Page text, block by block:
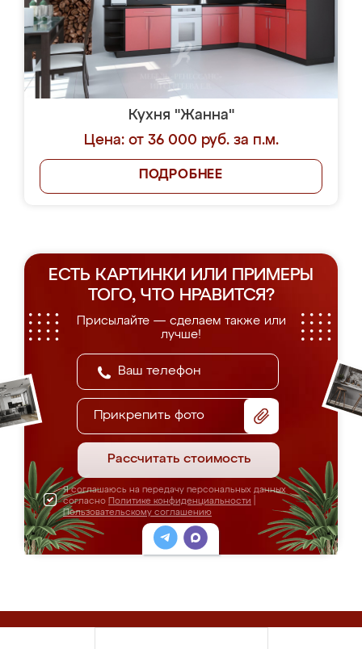
Кухня "Жанна"
Цена: от 36 000 руб. за п.м.
ПОДРОБНЕЕ
ЕСТЬ КАРТИНКИ ИЛИ ПРИМЕРЫ
ТОГО, ЧТО НРАВИТСЯ?
Присылайте — сделаем также или
лучше!
Прикрепить фото
Рассчитать стоимость
Я соглашаюсь на передачу персональных данных
согласно Политике конфиденциальности
Пользовательскому соглашению